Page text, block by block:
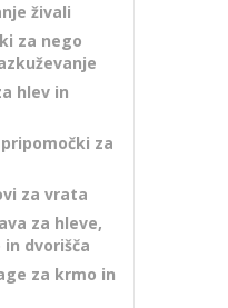
živali
za nego
hlev in
za
za vrata
za hleve,
dvorišča
za krmo in